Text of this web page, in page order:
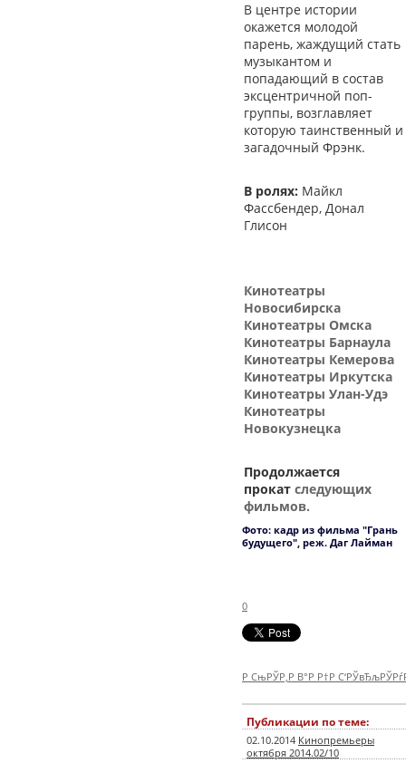
В центре истории
окажется молодой
парень, жаждущий стать
музыкантом и
попадающий в состав
эксцентричной поп-
группы, возглавляет
которую таинственный и
загадочный Фрэнк.
В ролях: Майкл
Фассбендер, Донал
Глисон
Кинотеатры
Новосибирска
Кинотеатры Омска
Кинотеатры Барнаула
Кинотеатры Кемерова
Кинотеатры Иркутска
Кинотеатры Улан-Удэ
Кинотеатры
Новокузнецка
Продолжается
прокат следующих
фильмов.
Фото: кадр из фильма "Грань
будущего", реж. Даг Лайман
0
Р СњРЎР‚Р В°Р Р†Р
Публикации по теме:
02.10.2014 Кинопремьеры
октября 2014.02/10